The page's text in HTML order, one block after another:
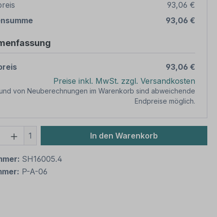
93,06 €
93,06 €
93,06 €
Preise inkl. MwSt. zzgl. Versandkosten
von Neuberechnungen im Warenkorb sind abweichende
Endpreise möglich.
Anzahl: Gib den gewünschten Wert
1 In den Warenkorb
SH16005.4
P-A-06